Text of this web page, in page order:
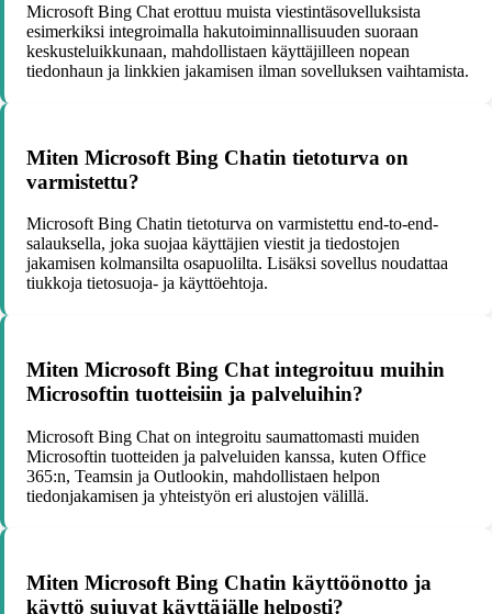
Microsoft Bing Chat erottuu muista viestintäsovelluksista
esimerkiksi integroimalla hakutoiminnallisuuden suoraan
keskusteluikkunaan, mahdollistaen käyttäjilleen nopean
tiedonhaun ja linkkien jakamisen ilman sovelluksen vaihtamista.
Miten Microsoft Bing Chatin tietoturva on
varmistettu?
Microsoft Bing Chatin tietoturva on varmistettu end-to-end-
salauksella, joka suojaa käyttäjien viestit ja tiedostojen
jakamisen kolmansilta osapuolilta. Lisäksi sovellus noudattaa
tiukkoja tietosuoja- ja käyttöehtoja.
Miten Microsoft Bing Chat integroituu muihin
Microsoftin tuotteisiin ja palveluihin?
Microsoft Bing Chat on integroitu saumattomasti muiden
Microsoftin tuotteiden ja palveluiden kanssa, kuten Office
365:n, Teamsin ja Outlookin, mahdollistaen helpon
tiedonjakamisen ja yhteistyön eri alustojen välillä.
Miten Microsoft Bing Chatin käyttöönotto ja
käyttö sujuvat käyttäjälle helposti?